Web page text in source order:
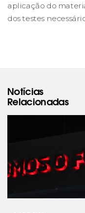
aplicação do
dos testes
Notícias
Relacionadas